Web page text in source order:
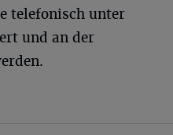
telefonisch unter
und an der